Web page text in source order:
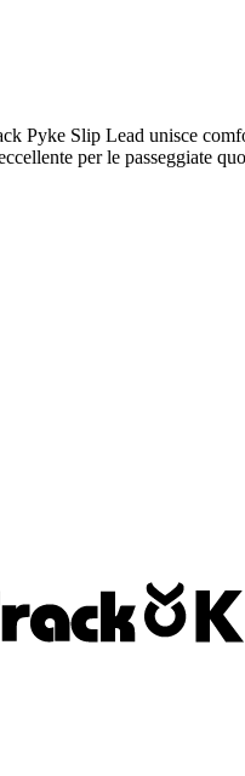
Pyke Slip Lead unisce
per le passeggiate